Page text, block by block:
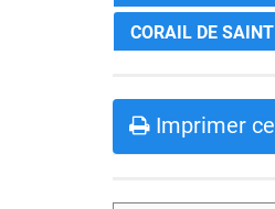
CORAIL DE
Imprimer